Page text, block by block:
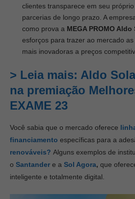
clientes transparece em seu
parcerias de longo prazo. A
como prova a MEGA PROMO Aldo
esforços para trazer ao mercado
mais inovadoras a preços
> Leia mais: Aldo
na premiação
EXAME 23
Você sabia que o mercado oferece
financiamento específicas para a
renováveis? Alguns exemplos de
o Santander e a Sol Agora, que
inteligente e totalmente digital.